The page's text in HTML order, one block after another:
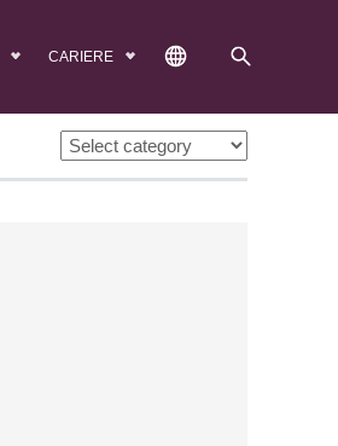
CARIERE